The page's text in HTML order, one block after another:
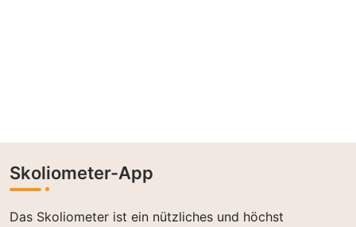
Skoliometer-App
Das Skoliometer ist ein nützliches und höchst